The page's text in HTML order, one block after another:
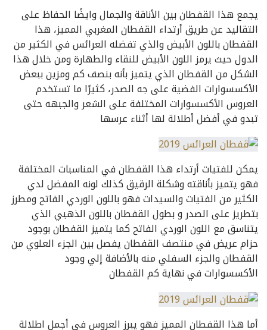
يجمع هذا القفطان بين الأناقة والجمال وايضًا الحفاظ على
التقاليد عن طريق أرتداء القفطان المغربي المميز، هذا
القفطان باللون الأبيض والذي تفضله العرائس في الكثير من
الدول حيث يرمز اللون الأبيض للنقاء والطهارة ومن خلال هذا
الشكل من القفطان الذي يتميز بأنه بنصف كم ومزين ببعض
الأكسسوارات الفضية على جه الصدر، كثيرًا ما تستخدم
العروس الأكسسوارات المختلفة على الشعر والجبهه حتى
تبدو في أفضل أطلالة لها أثناء عرسها
يمكن للفتيات أرتداء هذا القفطان في المناسبات المختلفة
فهو يتميز بأناقته وشكلة الرقيق كذلك لونه المفضل لدي
الكثير من الفتيات والسيدات فهو باللون الوردي الفاتح ومطرز
بتطريز على الصدر و بطول القفطان باللون الذهبي الذي
يتناسق مع اللون الوردي الفاتح كما يتميز القفطان بوجود
حزام عريض في منتصف القفطان يفصل بين الجزء العلوي من
القفطان والجزء السفلي منه بالأضافة إلي وجود
الأكسسوارات في نهاية كم القفطان
أما هذا القفطان المميز فهو يبرز العروس في أجمل اطلالة